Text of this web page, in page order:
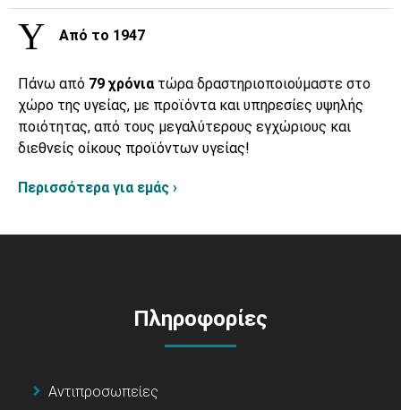
Από το 1947
Πάνω από 79 χρόνια τώρα δραστηριοποιούμαστε στο
χώρο της υγείας, με προϊόντα και υπηρεσίες υψηλής
ποιότητας, από τους μεγαλύτερους εγχώριους και
διεθνείς οίκους προϊόντων υγείας!
Περισσότερα για εμάς ›
Πληροφορίες
Αντιπροσωπείες